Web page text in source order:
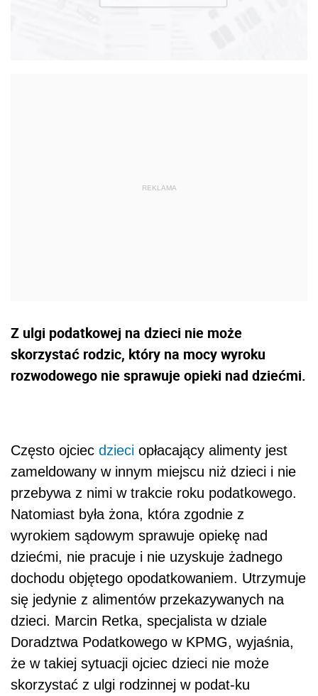
Z ulgi podatkowej na dzieci nie może
skorzystać rodzic, który na mocy wyroku
rozwodowego nie sprawuje opieki nad dziećmi.
Często ojciec dzieci opłacający alimenty jest
zameldowany w innym miejscu niż dzieci i nie
przebywa z nimi w trakcie roku podatkowego.
Natomiast była żona, która zgodnie z
wyrokiem sądowym sprawuje opiekę nad
dziećmi, nie pracuje i nie uzyskuje żadnego
dochodu objętego opodatkowaniem. Utrzymuje
się jedynie z alimentów przekazywanych na
dzieci. Marcin Retka, specjalista w dziale
Doradztwa Podatkowego w KPMG, wyjaśnia,
że w takiej sytuacji ojciec dzieci nie może
skorzystać z ulgi rodzinnej w podat-ku